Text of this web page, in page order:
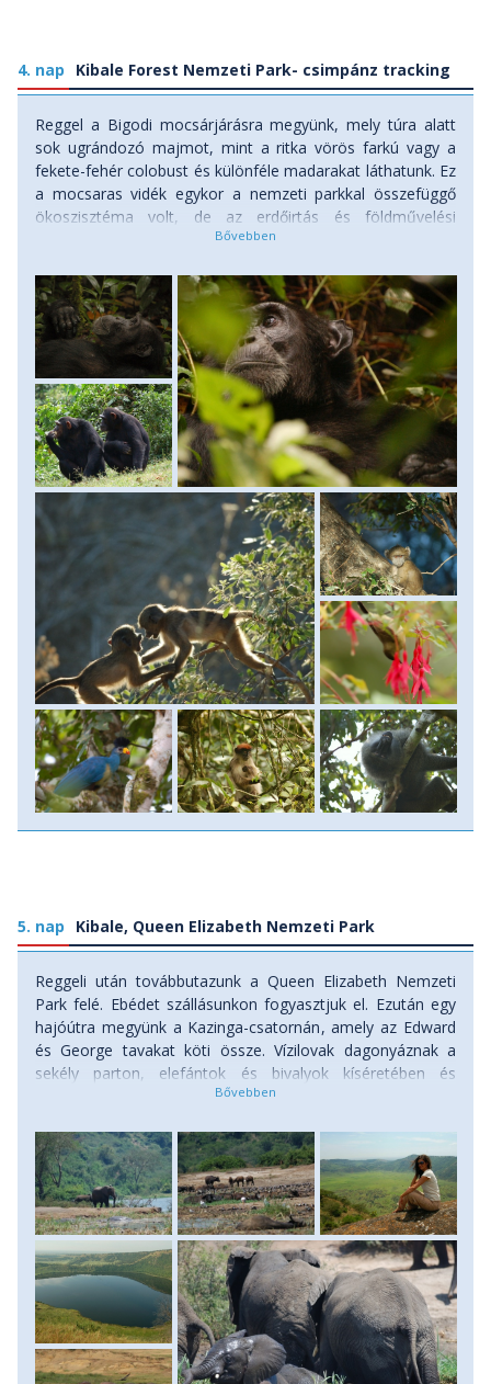
4. nap Kibale Forest Nemzeti Park- csimpánz tracking
Reggel a Bigodi mocsárjárásra megyünk, mely túra alatt
sok ugrándozó majmot, mint a ritka vörös farkú vagy a
fekete-fehér colobust és különféle madarakat láthatunk. Ez
a mocsaras vidék egykor a nemzeti parkkal összefüggő
ökoszisztéma volt, de az erdőirtás és földművelési
tevékenységek miatt lerekesztődött az őserdőről. A helyiek
a megőrzéséért. Állatvilágát és buja növényzetét tekintve
észre sem vennénk, hogy nem a park területén sétálunk.
Egy helyi családnál fogunk megebédelni, akik ugandai
ételeket készítenek nekünk. Délután csimpánz-trackingre
indulunk Kibale erdejébe. Egy rövid ismertető után a csapat
nekiindul az ugandai vezetővel a csimpánzcsaládok
felkutatásához. Akár órákat is eltarthat, mire rábukkantok a
csimpánzokra, de jobb esetben fél, egy óra szükséges. Egy
órát tölthettek velük. Attól függően milyen helyzetben
találtok rájuk, lehetséges, hogy velük kell majd vonulnotok,
ahogy fáról fára ugrálnak, de sokszor kurkászás, játszás
vagy pihenéskor bukkantok rájuk, ami a legtökéletesebb a
fotók készítéséhez is és ahhoz, hogy közelebbről
szemügyre vegyétek az egyedeket. Mindenesetben a
csimpánzokat természetes élőhelyükön figyelhetitek meg,
ahol, ha csak kis időre is, de „részesei” lehettek, az ő
vadvilági életüknek. Szállás bútorozott szafari sátrakban
félpanziós ellátással. Ebédet a családnál az ár tartalmazza.
5. nap Kibale, Queen Elizabeth Nemzeti Park
Reggeli után továbbutazunk a Queen Elizabeth Nemzeti
Park felé. Ebédet szállásunkon fogyasztjuk el. Ezután egy
hajóútra megyünk a Kazinga-csatornán, amely az Edward
és George tavakat köti össze. Vízilovak dagonyáznak a
sekély parton, elefántok és bivalyok kíséretében és
tömérdek vízi madár ácsorog a parton, míg a csatorna
délutánon, vagy 6. nap reggelén megyünk oroszlán lesre
egy szakértővel, aki beavat minket a parkban folyó
oroszlánprojekt rejtelmeibe is és elvezet minket az általuk
megfigyelt nagymacskákhoz, valamint a parknak olyan
szegleteibe, ahova átlagos turistaként nem léphetnénk be.
A híres kutató évtizedek óta oroszlánokkal és más
nagytestű ragadozókkal foglalkozik Afrikában és rengeteg
érdekes történettel szolgál majd nekünk.(Abban az
esetben, ha a kutató éppen nem tartózkodik a parkban,
akkor egy asszisztensével megyünk ki a terepre). Ez
fakultatív program. Aki nem kíván ezen részt venni, game